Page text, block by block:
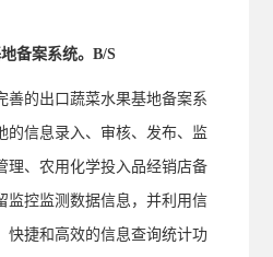
备案系统。B/S
善的出口蔬菜水果基地备案系
的信息录入、审核、发布、监
理、农用化学投入品经销店备
监控监测数据信息，并利用信
快捷和高效的信息查询统计功